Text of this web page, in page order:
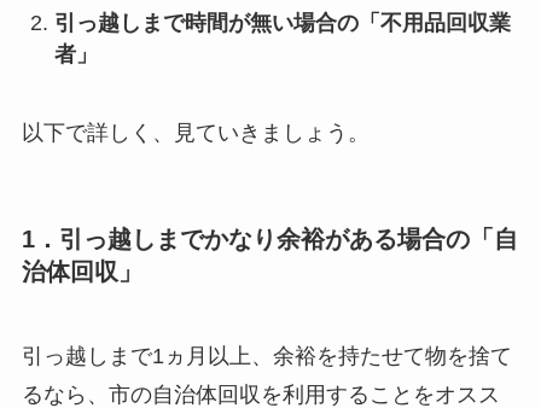
引っ越しまで時間が無い場合の「不用品回収業
者」
以下で詳しく、見ていきましょう。
1．引っ越しまでかなり余裕がある場合の「自
治体回収」
引っ越しまで1ヵ月以上、余裕を持たせて物を捨て
るなら、市の自治体回収を利用することをオスス